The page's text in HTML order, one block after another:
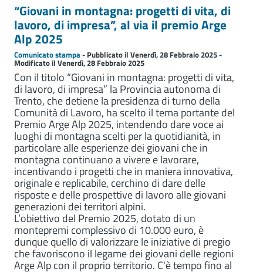
“Giovani in montagna: progetti di vita, di
lavoro, di impresa”, al via il premio Arge
Alp 2025
Comunicato stampa- Pubblicato il Venerdì, 28 Febbraio 2025 -
Modificato il Venerdì, 28 Febbraio 2025
Con il titolo “Giovani in montagna: progetti di vita,
di lavoro, di impresa” la Provincia autonoma di
Trento, che detiene la presidenza di turno della
Comunità di Lavoro, ha scelto il tema portante del
Premio Arge Alp 2025, intendendo dare voce ai
luoghi di montagna scelti per la quotidianità, in
particolare alle esperienze dei giovani che in
montagna continuano a vivere e lavorare,
incentivando i progetti che in maniera innovativa,
originale e replicabile, cerchino di dare delle
risposte e delle prospettive di lavoro alle giovani
generazioni dei territori alpini.
L’obiettivo del Premio 2025, dotato di un
montepremi complessivo di 10.000 euro, è
dunque quello di valorizzare le iniziative di pregio
che favoriscono il legame dei giovani delle regioni
Arge Alp con il proprio territorio. C'è tempo fino al